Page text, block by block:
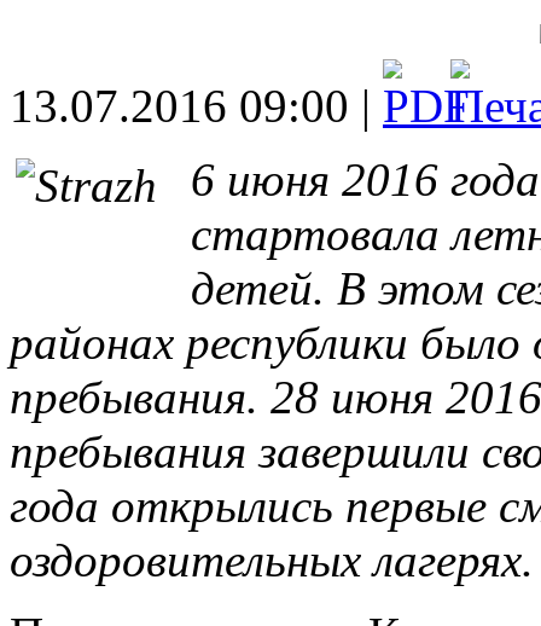
13.07.2016 09:00 |
6 июня 2016
стартовала
детей. В этом
районах республики
пребывания. 28 июня
пребывания завершили
года открылись первые
оздоровительных лагерях.